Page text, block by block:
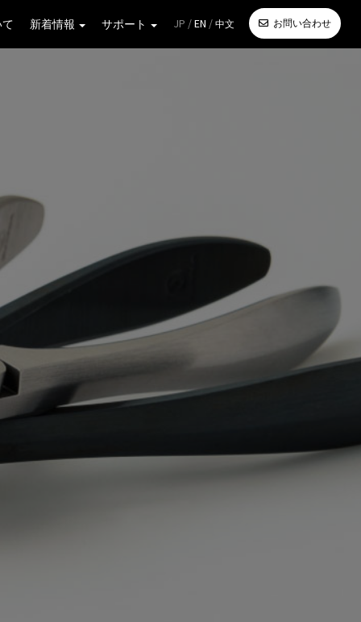
JP /EN / 中文 お問い合わせ
新着情報 サポート